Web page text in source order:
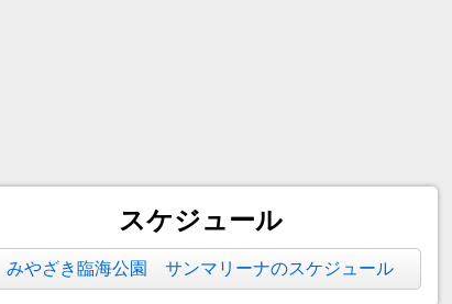
スケジュール
みやざき臨海公園 サンマリーナのスケジュール